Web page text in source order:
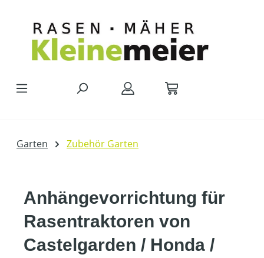
Garten Zubehör Garten
Anhängevorrichtung für
Rasentraktoren von
Castelgarden / Honda /